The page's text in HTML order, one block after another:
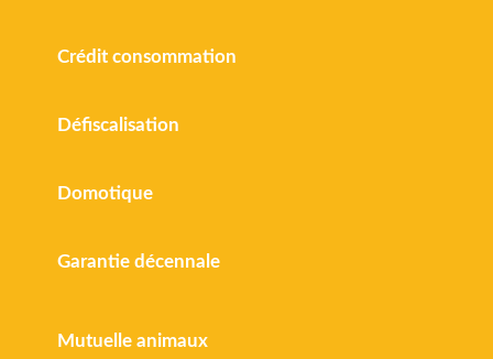
Crédit consommation
Défiscalisation
Domotique
Garantie décennale
Mutuelle animaux